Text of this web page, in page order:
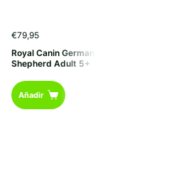
€79,95
Royal Canin German
Shepherd Adult 5+
Añadir